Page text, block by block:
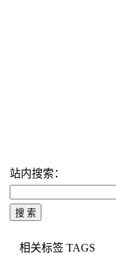
站内搜索：
相关标签 TAGS